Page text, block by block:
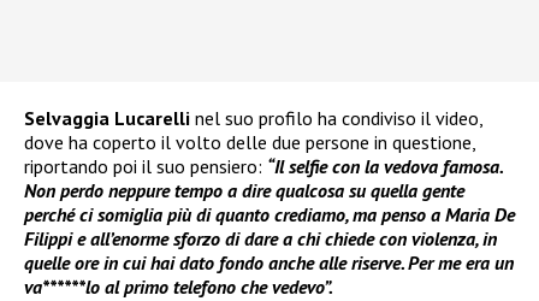
Selvaggia Lucarelli nel suo profilo ha condiviso il video,
dove ha coperto il volto delle due persone in questione,
riportando poi il suo pensiero: “Il selfie con la vedova famosa.
Non perdo neppure tempo a dire qualcosa su quella gente
perché ci somiglia più di quanto crediamo, ma penso a Maria De
Filippi e all’enorme sforzo di dare a chi chiede con violenza, in
quelle ore in cui hai dato fondo anche alle riserve. Per me era un
va******lo al primo telefono che vedevo”.